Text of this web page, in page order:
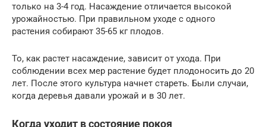
только на 3-4 год. Насаждение отличается высокой
урожайностью. При правильном уходе с одного
растения собирают 35-65 кг плодов.
То, как растет насаждение, зависит от ухода. При
соблюдении всех мер растение будет плодоносить до 20
лет. После этого культура начнет стареть. Были случаи,
когда деревья давали урожай и в 30 лет.
Когда уходит в состояние покоя